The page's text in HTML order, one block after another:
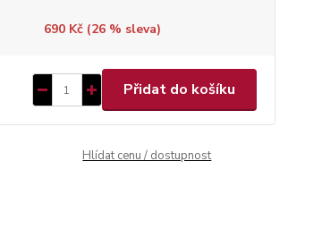
690 Kč (26% sleva)
Přidat do košíku
Hlídat cenu / dostupnost